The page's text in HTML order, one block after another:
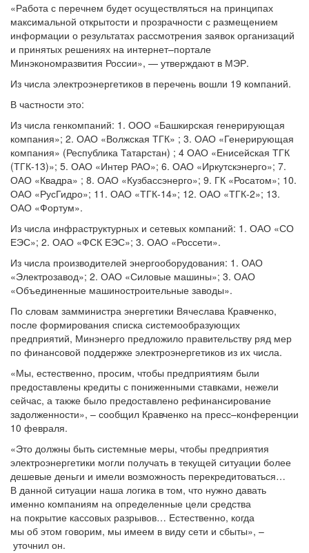
«Работа с перечнем будет осуществляться на принципах
максимальной открытости и прозрачности с размещением
информации о результатах рассмотрения заявок организаций
и принятых решениях на интернет–портале
Минэкономразвития России», — утверждают в МЭР.
Из числа электроэнергетиков в перечень вошли 19 компаний.
В частности это:
Из числа генкомпаний: 1. ООО «Башкирская генерирующая
компания»; 2. ОАО «Волжская ТГК» ; 3. ОАО «Генерирующая
компания» (Республика Татарстан) ; 4 ОАО «Енисейская ТГК
(ТГК-13)»; 5. ОАО «Интер РАО»; 6. ОАО «Иркутскэнерго»; 7.
ОАО «Квадра» ; 8. ОАО «Кузбассэнерго»; 9. ГК «Росатом»; 10.
ОАО «РусГидро»; 11. ОАО «ТГК-14»; 12. ОАО «ТГК-2»; 13.
ОАО «Фортум».
Из числа инфраструктурных и сетевых компаний: 1. ОАО «СО
ЕЭС»; 2. ОАО «ФСК ЕЭС»; 3. ОАО «Россети».
Из числа производителей энергооборудования: 1. ОАО
«Электрозавод»; 2. ОАО «Силовые машины»; 3. ОАО
«Объединенные машиностроительные заводы».
По словам замминистра энергетики Вячеслава Кравченко,
после формирования списка системообразующих
предприятий, Минэнерго предложило правительству ряд мер
по финансовой поддержке электроэнергетиков из их числа.
«Мы, естественно, просим, чтобы предприятиям были
предоставлены кредиты с пониженными ставками, нежели
сейчас, а также было предоставлено рефинансирование
задолженности», – сообщил Кравченко на пресс–конференции
10 февраля.
«Это должны быть системные меры, чтобы предприятия
электроэнергетики могли получать в текущей ситуации более
дешевые деньги и имели возможность перекредитоваться…
В данной ситуации наша логика в том, что нужно давать
именно компаниям на определенные цели средства
на покрытие кассовых разрывов… Естественно, когда
мы об этом говорим, мы имеем в виду сети и сбыты», –
уточнил он.